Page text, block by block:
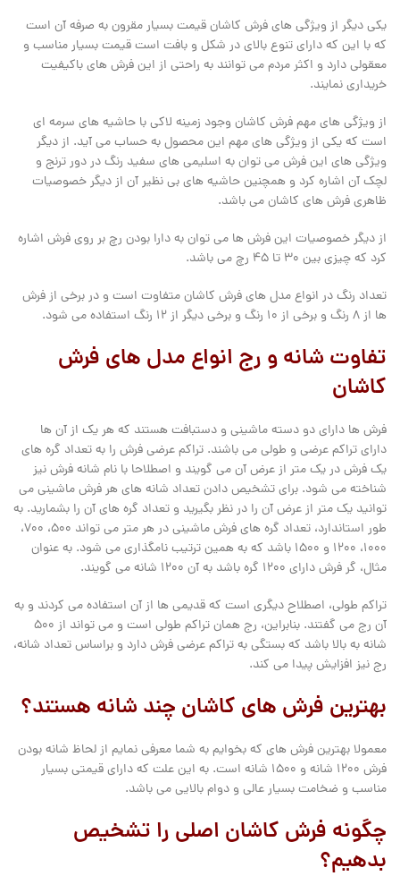
یکی دیگر از ویژگی های فرش کاشان قیمت بسیار مقرون به صرفه آن است
که با این که دارای تنوع بالای در شکل و بافت است قیمت بسیار مناسب و
معقولی دارد و اکثر مردم می توانند به راحتی از این فرش های باکیفیت
خریداری نمایند.
از ویژگی های مهم فرش کاشان وجود زمینه لاکی با حاشیه های سرمه ای
است که یکی از ویژگی های مهم این محصول به حساب می آید. از دیگر
ویژگی های این فرش می توان به اسلیمی های سفید رنگ در دور ترنج و
لچک آن اشاره کرد و همچنین حاشیه های بی نظیر آن از دیگر خصوصیات
ظاهری فرش های کاشان می باشد.
از دیگر خصوصیات این فرش ها می توان به دارا بودن رچ بر روی فرش اشاره
کرد که چیزی بین 30 تا 45 رچ می باشد.
تعداد رنگ در انواع مدل های فرش کاشان متفاوت است و در برخی از فرش
ها از 8 رنگ و برخی از 10 رنگ و برخی دیگر از 12 رنگ استفاده می شود.
تفاوت شانه و رج انواع مدل های فرش
کاشان
فرش ها دارای دو دسته ماشینی و دستبافت هستند که هر یک از آن ها
دارای تراکم عرضی و طولی می باشند. تراکم عرضی فرش را به تعداد گره های
یک فرش در یک متر از عرض آن می گویند و اصطلاحا با نام شانه فرش نیز
شناخته می شود. برای تشخیص دادن تعداد شانه های هر فرش ماشینی می
توانید یک متر از عرض آن را در نظر بگیرید و تعداد گره های آن را بشمارید. به
طور استاندارد، تعداد گره های فرش ماشینی در هر متر می تواند ۵۰۰، ۷۰۰،
۱۰۰۰، ۱۲۰۰ و ۱۵۰۰ باشد که به همین ترتیب نامگذاری می شود. به عنوان
مثال، گر فرش دارای ۱۲۰۰ گره باشد به آن ۱۲۰۰ شانه می گویند.
تراکم طولی، اصطلاح دیگری است که قدیمی ها از آن استفاده می کردند و به
آن رج می گفتند. بنابراین، رج همان تراکم طولی است و می تواند از 500
شانه به بالا باشد که بستگی به تراکم عرضی فرش دارد و براساس تعداد شانه،
رج نیز افزایش پیدا می کند.
بهترین فرش های کاشان چند شانه هستند؟
معمولا بهترین فرش های که بخوایم به شما معرفی نمایم از لحاظ شانه بودن
فرش ۱۲۰۰ شانه و ۱۵۰۰ شانه است. به این علت که دارای قیمتی بسیار
مناسب و ضخامت بسیار عالی و دوام بالایی می باشد.
چگونه فرش کاشان اصلی را تشخیص
بدهیم؟